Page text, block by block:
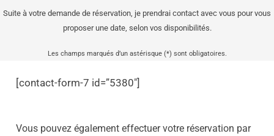
Suite à votre demande de réservation, je prendrai contact avec vous pour vous
proposer une date, selon vos disponibilités.
Les champs marqués d’un astérisque (*) sont obligatoires.
[contact-form-7 id=”5380″]
Vous pouvez également effectuer votre réservation par